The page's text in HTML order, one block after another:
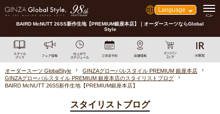
Language
BAIRD McNUTT 26SS新作生地【PREMIUM銀座本店】｜オーダースーツならGlobal
Style
オーダースーツ GlobalStyle
GINZAグローバルスタイル PREMIUM 銀座本店
GINZAグローバルスタイル PREMIUM 銀座本店のスタイリストブログ
BAIRD McNUTT 26SS新作生地【PREMIUM銀座本店】
スタイリストブログ